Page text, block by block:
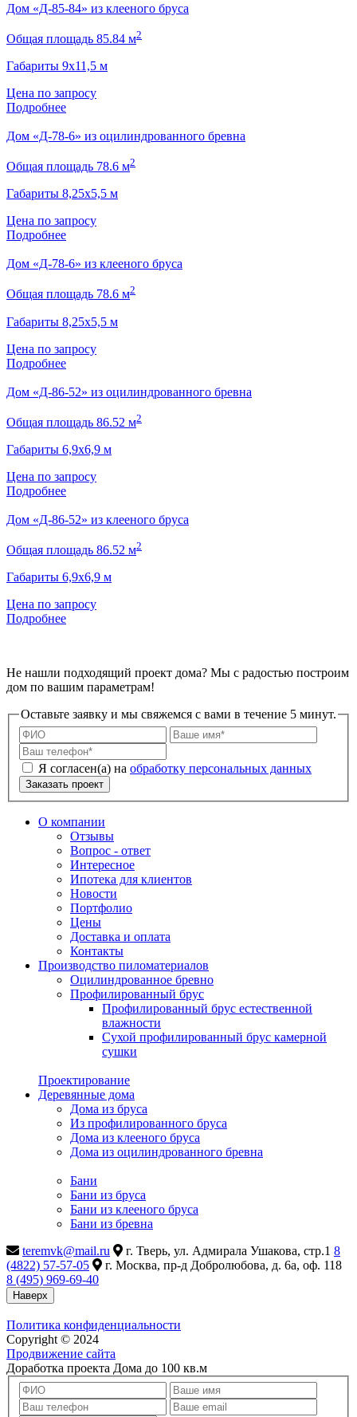
Дом «Д-85-84» из клееного бруса
Общая площадь 85.84 м2
Габариты 9х11,5 м
Цена по запросу
Подробнее
Дом «Д-78-6» из оцилиндрованного бревна
Общая площадь 78.6 м2
Габариты 8,25х5,5 м
Цена по запросу
Подробнее
Дом «Д-78-6» из клееного бруса
Общая площадь 78.6 м2
Габариты 8,25х5,5 м
Цена по запросу
Подробнее
Дом «Д-86-52» из оцилиндрованного бревна
Общая площадь 86.52 м2
Габариты 6,9х6,9 м
Цена по запросу
Подробнее
Дом «Д-86-52» из клееного бруса
Общая площадь 86.52 м2
Габариты 6,9х6,9 м
Цена по запросу
Подробнее
Не нашли подходящий проект дома? Мы с радостью построим
дом по вашим параметрам!
Оставьте заявку и мы свяжемся с вами в течение 5 минут.
Я согласен(а) на обработку персональных данных
Заказать проект
О компании
Отзывы
Вопрос - ответ
Интересное
Ипотека для клиентов
Новости
Портфолио
Цены
Доставка и оплата
Контакты
Производство пиломатериалов
Оцилиндрованное бревно
Профилированный брус
Профилированный брус естественной
влажности
Сухой профилированный брус камерной
сушки
Проектирование
Деревянные дома
Дома из бруса
Из профилированного бруса
Дома из клееного бруса
Дома из оцилиндрованного бревна
Бани
Бани из бруса
Бани из клееного бруса
Бани из бревна
teremvk@mail.ru
г. Тверь, ул. Адмирала Ушакова, стр.1 8
(4822) 57-57-05
г. Москва, пр-д Добролюбова, д. 6а, оф. 118
8 (495) 969-69-40
Наверх
Политика конфиденциальности
Copyright © 2024
Продвижение сайта
Доработка проекта Дома до 100 кв.м